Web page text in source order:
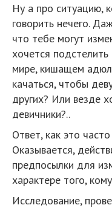
Ну а про ситуацию,
говорить нечего.
что тебе могут
хочется
мире, кишащем
качаться, чтобы
других? Или везде
девичники?..
Ответ, как это
Оказывается,
предпосылки для
характере того,
Исследование,